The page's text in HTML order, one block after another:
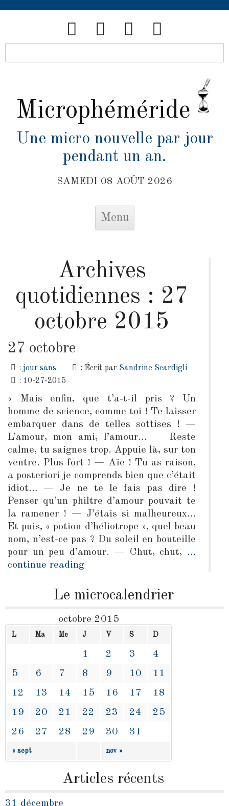
Microphéméride
Une micro nouvelle par jour
pendant un an.
SAMEDI 08 AOÛT 2026
Menu
Archives
quotidiennes : 27
octobre 2015
27 octobre
:jour sans : Écrit par Sandrine Scardigli
: 10-27-2015
« Mais enfin, que t’a-t-il pris ? Un
homme de science, comme toi ! Te laisser
embarquer dans de telles sottises ! —
L’amour, mon ami, l’amour… — Reste
calme, tu saignes trop. Appuie là, sur ton
ventre. Plus fort ! — Aïe ! Tu as raison,
a posteriori je comprends bien que c’était
idiot… — Je ne te le fais pas dire !
Penser qu’un philtre d’amour pouvait te
la ramener ! — J’étais si malheureux…
Et puis, « potion d’héliotrope », quel beau
nom, n’est-ce pas ? Du soleil en bouteille
pour un peu d’amour. — Chut, chut, …
continue reading
Le microcalendrier
octobre 2015
L Ma Me J V S D
« sept nov »
1 2 3
4
5
6 7 8 9 10
11
12
13 14 15 16 17
18
19
20 21 22 23 24
25
26
27 28 29 30 31
Articles récents
31 décembre